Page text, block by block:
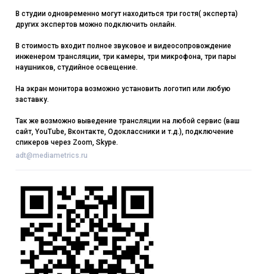
В студии одновременно могут находиться три гостя( эксперта)
других экспертов можно подключить онлайн.
В стоимость входит полное звуковое и видеосопровождение
инженером трансляции, три камеры, три микрофона, три пары
наушников, студийное освещение.
На экран монитора возможно установить логотип или любую
заставку.
Так же возможно выведение трансляции на любой сервис (ваш
сайт, YouTube, Вконтакте, Одоклассники и т.д.), подключение
спикеров через Zoom, Skype.
adt@mediametrics.ru